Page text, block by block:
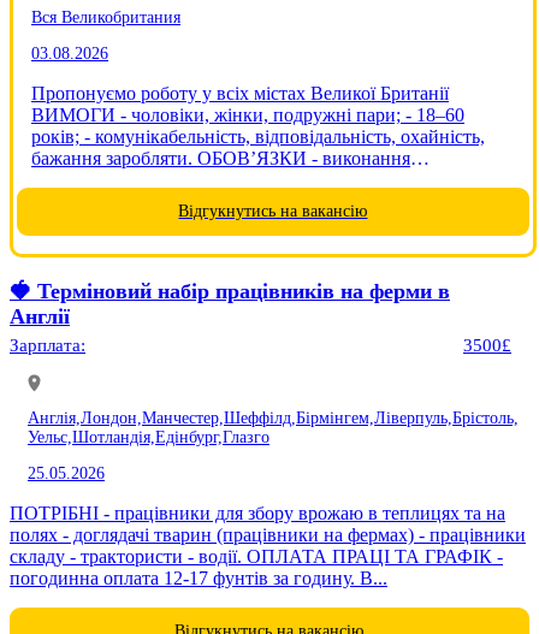
Вся Великобритания
03.08.2026
Пропонуємо роботу у всіх містах Великої Британії
ВИМОГИ - чоловіки, жінки, подружні пари; - 18–60
років; - комунікабельність, відповідальність, охайність,
бажання заробляти. ОБОВ’ЯЗКИ - виконання
сортування, сканування товару, збір врожаю....
Відгукнутись на вакансію
🍓 Терміновий набір працівників на ферми в
Англії
Зарплата: 3500£
Англія, Лондон, Манчестер, Шеффілд, Бірмінгем, Ліверпуль, Брістоль,
Уельс, Шотландія, Едінбург,Глазго
25.05.2026
ПОТРІБНІ - працівники для збору врожаю в теплицях та на
полях - доглядачі тварин (працівники на фермах) - працівники
складу - трактористи - водії. ОПЛАТА ПРАЦІ ТА ГРАФІК -
погодинна оплата 12-17 фунтів за годину. В...